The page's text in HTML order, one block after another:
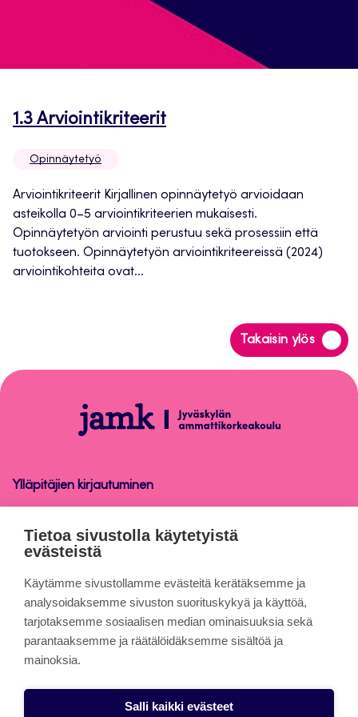
1.3 ArviointikriteeritAvautuu
Opinnäytetyö
Arviointikriteerit Kirjallinen opinnäytetyö arvioidaan
asteikolla 0–5 arviointikriteerien mukaisesti.
Opinnäytetyön arviointi perustuu sekä prosessiin että
tuotokseen. Opinnäytetyön arviointikriteereissä (2024)
arviointikohteita ovat...
Takaisin ylös
Siirry
takaisin
Opinnäytetyö
Ylläpitäjien kirjautuminen
Opinnäytetyö
Tietoa sivuista
Evästeet
Saavutettavuusseloste
Tietosuojaseloste
Tietoa sivustolla käytetyistä
evästeistä
Käytämme sivustollamme evästeitä kerätäksemme ja
analysoidaksemme sivuston suorituskykyä ja käyttöä,
tarjotaksemme sosiaalisen median ominaisuuksia sekä
parantaaksemme ja räätälöidäksemme sisältöä ja
mainoksia.
Salli kaikki evästeet